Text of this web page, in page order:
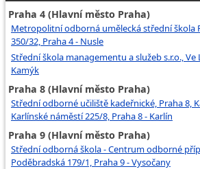
Praha 4 (Hlavní město Praha)
Metropolitní odborná umělecká střední škola
350/32, Praha 4 - Nusle
Střední škola managementu a služeb s.r.o., Ve
Kamýk
Praha 8 (Hlavní město Praha)
Střední odborné učiliště kadeřnické, Praha 8,
Karlínské náměstí 225/8, Praha 8 - Karlín
Praha 9 (Hlavní město Praha)
Střední odborná škola - Centrum odborné
Poděbradská 179/1, Praha 9 - Vysočany